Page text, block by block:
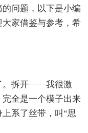
问题，以下是小编
家借鉴与参考，希
。拆开——我很激
全是一个模子出来
系了丝带，叫“思